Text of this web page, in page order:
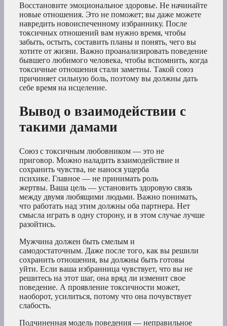
Восстановите эмоциональное здоровье. Не начинайте
новые отношения. Это не поможет; вы даже можете
навредить новоиспеченному избраннику. После
токсичных отношений вам нужно время, чтобы
забыть, остыть, составить планы и понять, чего вы
хотите от жизни. Важно проанализировать поведение
бывшего любимого человека, чтобы вспомнить, когда
токсичные отношения стали заметны. Такой союз
причиняет сильную боль, поэтому вы должны дать
себе время на исцеление.
Вывод о взаимодействии с
такими дамами
Союз с токсичным любовником — это не
приговор. Можно наладить взаимодействие и
сохранить чувства, не нанося ущерба
психике. Главное — не принимать роль
жертвы. Ваша цель — установить здоровую связь
между двумя любящими людьми. Важно понимать,
что работать над этим должны оба партнера. Нет
смысла играть в одну сторону, и в этом случае лучше
разойтись.
Мужчина должен быть смелым и
самодостаточным. Даже после того, как вы решили
сохранить отношения, вы должны быть готовы
уйти. Если ваша избранница чувствует, что вы не
решитесь на этот шаг, она вряд ли изменит свое
поведение. А проявление токсичности может,
наоборот, усилиться, потому что она почувствует
слабость.
Подчиненная модель поведения — неправильное